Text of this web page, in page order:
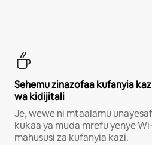
Sehemu zinazofaa kufanyia
wa kidijitali
Je, wewe ni mtaalamu
kukaa ya muda mrefu yenye
mahususi za kufanyia kazi.